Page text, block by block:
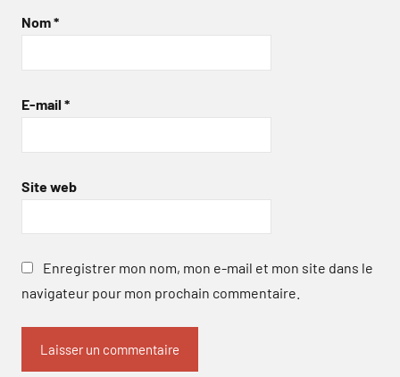
Nom*
E-mail *
Site web
Enregistrer mon nom, mon e-mail et mon site dans le
navigateur pour mon prochain commentaire.